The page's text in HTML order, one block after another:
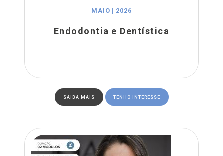
MAIO | 2026
Endodontia e Dentística
SAIBA MAIS TENHO INTERESSE